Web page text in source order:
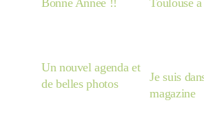
Bonne Année !! Toulouse
Un nouvel agenda et
de belles photos
Je suis
magazine